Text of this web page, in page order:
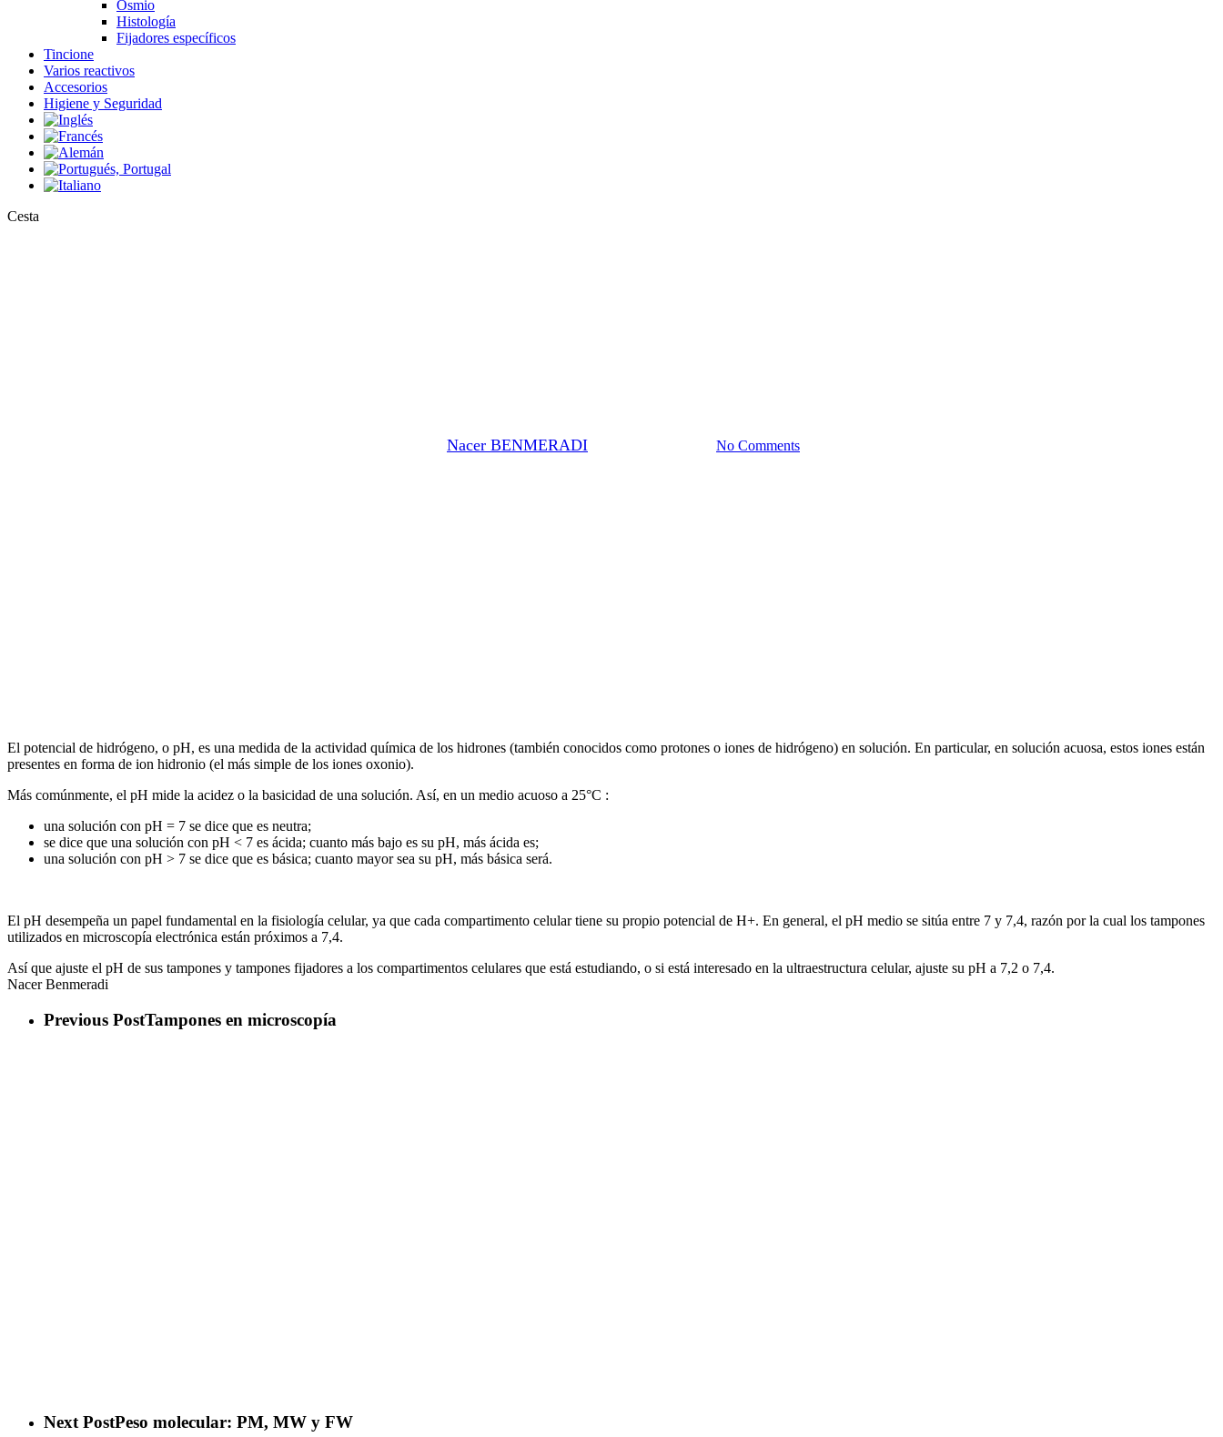
Osmio
Histología
Fijadores específicos
Tincione
Varios reactivos
Accesorios
Higiene y Seguridad
Cesta
Nacer BENMERADI No Comments
El potencial de hidrógeno, o pH, es una medida de la actividad química de los hidrones (también conocidos como protones o iones de hidrógeno) en solución. En particular, en solución acuosa, estos iones están
presentes en forma de ion hidronio (el más simple de los iones oxonio).
Más comúnmente, el pH mide la acidez o la basicidad de una solución. Así, en un medio acuoso a 25°C :
una solución con pH = 7 se dice que es neutra;
se dice que una solución con pH < 7 es ácida; cuanto más bajo es su pH, más ácida es;
una solución con pH > 7 se dice que es básica; cuanto mayor sea su pH, más básica será.
El pH desempeña un papel fundamental en la fisiología celular, ya que cada compartimento celular tiene su propio potencial de H+. En general, el pH medio se sitúa entre 7 y 7,4, razón por la cual los tampones
utilizados en microscopía electrónica están próximos a 7,4.
Así que ajuste el pH de sus tampones y tampones fijadores a los compartimentos celulares que está estudiando, o si está interesado en la ultraestructura celular, ajuste su pH a 7,2 o 7,4.
Nacer Benmeradi
Previous PostTampones en microscopía
Next PostPeso molecular: PM, MW y FW